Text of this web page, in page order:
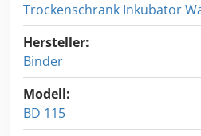
Trockenschrank Inkubator
Hersteller:
Binder
Modell:
BD 115